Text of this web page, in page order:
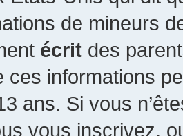
de mineurs
écrit des
ces informations
ans. Si vous
vous inscrivez,